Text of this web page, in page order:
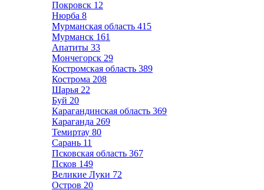
Покровск 12
Нюрба 8
Мурманская область 415
Мурманск 161
Апатиты 33
Мончегорск 29
Костромская область 389
Кострома 208
Шарья 22
Буй 20
Карагандинская область 369
Караганда 269
Темиртау 80
Сарань 11
Псковская область 367
Псков 149
Великие Луки 72
Остров 20